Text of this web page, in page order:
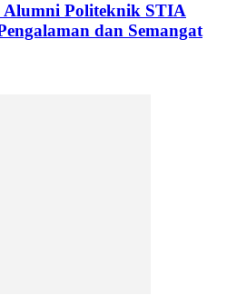
Alumni Politeknik STIA
dan Semangat